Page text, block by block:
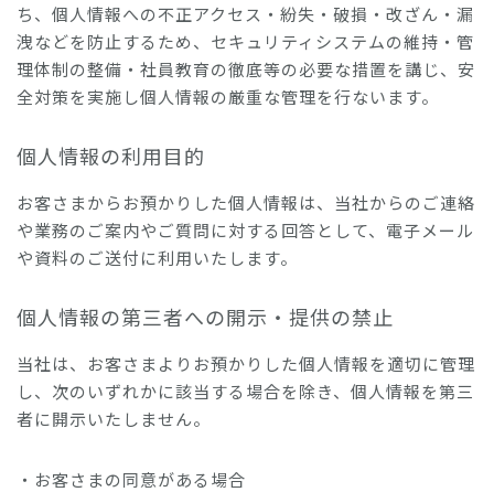
ち、個人情報への不正アクセス・紛失・破損・改ざん・漏
洩などを防止するため、セキュリティシステムの維持・管
理体制の整備・社員教育の徹底等の必要な措置を講じ、安
全対策を実施し個人情報の厳重な管理を行ないます。
個人情報の利用目的
お客さまからお預かりした個人情報は、当社からのご連絡
や業務のご案内やご質問に対する回答として、電子メール
や資料のご送付に利用いたします。
個人情報の第三者への開示・提供の禁止
当社は、お客さまよりお預かりした個人情報を適切に管理
し、次のいずれかに該当する場合を除き、個人情報を第三
者に開示いたしません。
・お客さまの同意がある場合